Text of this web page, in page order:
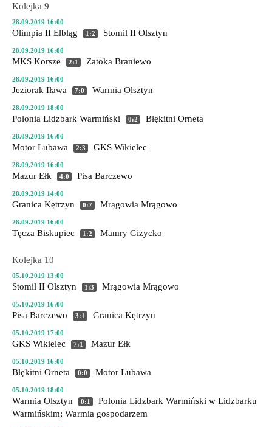
Kolejka 9
28.09.2019 16:00
Olimpia II Elbląg 1:2 Stomil II Olsztyn
28.09.2019 16:00
MKS Korsze 2:1 Zatoka Braniewo
28.09.2019 16:00
Jeziorak Iława 7:0 Warmia Olsztyn
28.09.2019 18:00
Polonia Lidzbark Warmiński 0:2 Błękitni Orneta
28.09.2019 16:00
Motor Lubawa 2:3 GKS Wikielec
28.09.2019 16:00
Mazur Ełk 4:0 Pisa Barczewo
28.09.2019 14:00
Granica Kętrzyn 0:7 Mrągowia Mrągowo
28.09.2019 16:00
Tęcza Biskupiec 1:2 Mamry Giżycko
Kolejka 10
05.10.2019 13:00
Stomil II Olsztyn 1:3 Mrągowia Mrągowo
05.10.2019 16:00
Pisa Barczewo 3:1 Granica Kętrzyn
05.10.2019 17:00
GKS Wikielec 7:1 Mazur Ełk
05.10.2019 16:00
Błękitni Orneta 0:0 Motor Lubawa
05.10.2019 18:00
Warmia Olsztyn 0:1 Polonia Lidzbark Warmiński w Lidzbarku
Warmińskim; Warmia gospodarzem